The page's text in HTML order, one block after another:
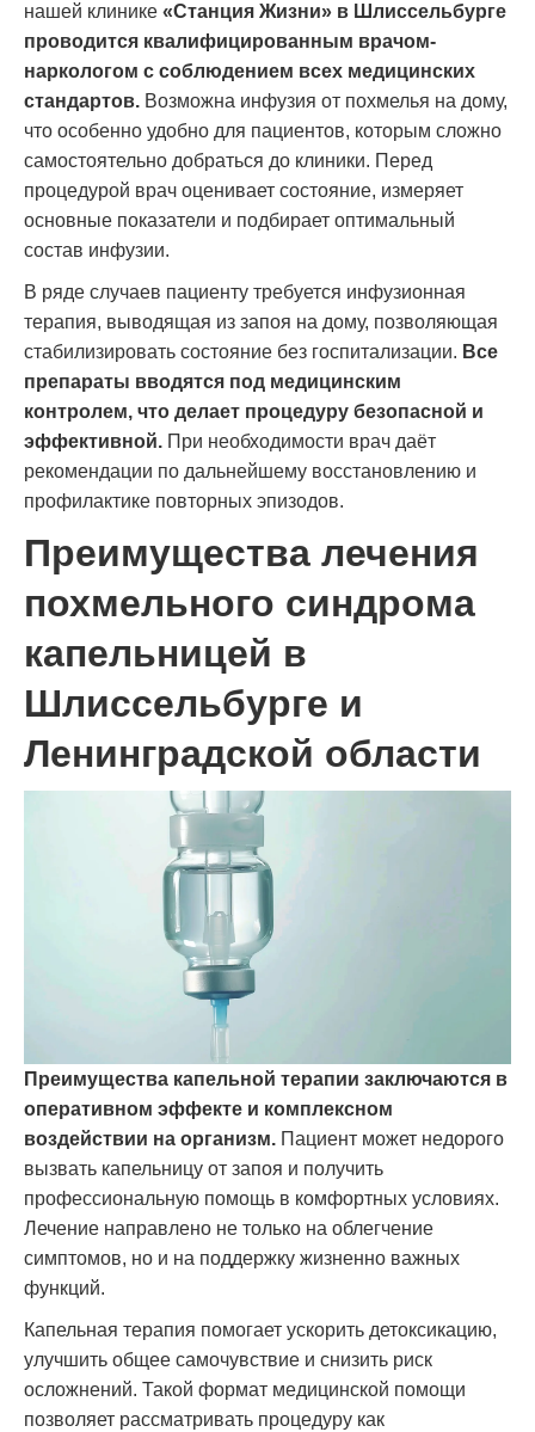
нашей клинике «Станция Жизни» в Шлиссельбурге
проводится квалифицированным врачом-
наркологом с соблюдением всех медицинских
стандартов. Возможна инфузия от похмелья на дому,
что особенно удобно для пациентов, которым сложно
самостоятельно добраться до клиники. Перед
процедурой врач оценивает состояние, измеряет
основные показатели и подбирает оптимальный
состав инфузии.
В ряде случаев пациенту требуется инфузионная
терапия, выводящая из запоя на дому, позволяющая
стабилизировать состояние без госпитализации. Все
препараты вводятся под медицинским
контролем, что делает процедуру безопасной и
эффективной. При необходимости врач даёт
рекомендации по дальнейшему восстановлению и
профилактике повторных эпизодов.
Преимущества лечения
похмельного синдрома
капельницей в
Шлиссельбурге и
Ленинградской области
Преимущества капельной терапии заключаются в
оперативном эффекте и комплексном
воздействии на организм. Пациент может недорого
вызвать капельницу от запоя и получить
профессиональную помощь в комфортных условиях.
Лечение направлено не только на облегчение
симптомов, но и на поддержку жизненно важных
функций.
Капельная терапия помогает ускорить детоксикацию,
улучшить общее самочувствие и снизить риск
осложнений. Такой формат медицинской помощи
позволяет рассматривать процедуру как